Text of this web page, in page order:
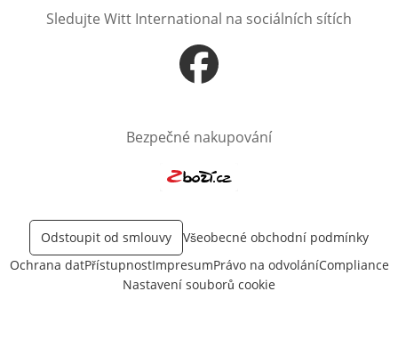
Sledujte Witt International na sociálních sítích
Otevře v novém okně
Bezpečné nakupování
Odstoupit od smlouvy
Všeobecné obchodní podmínky
Ochrana datPřístupnostImpresumPrávo na odvoláníCompliance
Nastavení souborů cookie